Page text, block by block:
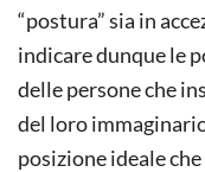
“postura” sia in
indicare dunque le
delle persone che
del loro
posizione ideale